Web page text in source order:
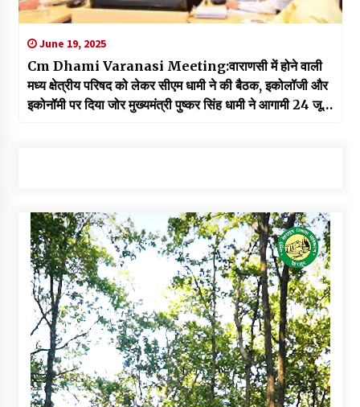
June 19, 2025
Cm Dhami Varanasi Meeting:वाराणसी में होने वाली
मध्य क्षेत्रीय परिषद को लेकर सीएम धामी ने की बैठक, इकोलॉजी और
इकोनॉमी पर दिया जोर मुख्यमंत्री पुष्कर सिंह धामी ने आगामी 24 जून